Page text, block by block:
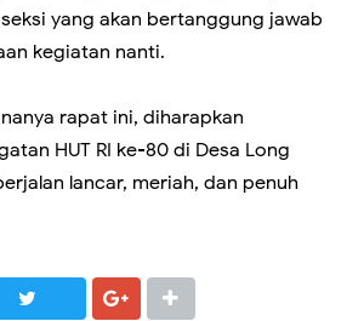
yang akan bertanggung jawab
kegiatan nanti.
rapat ini, diharapkan
HUT RI ke-80 di Desa Long
lancar, meriah, dan penuh